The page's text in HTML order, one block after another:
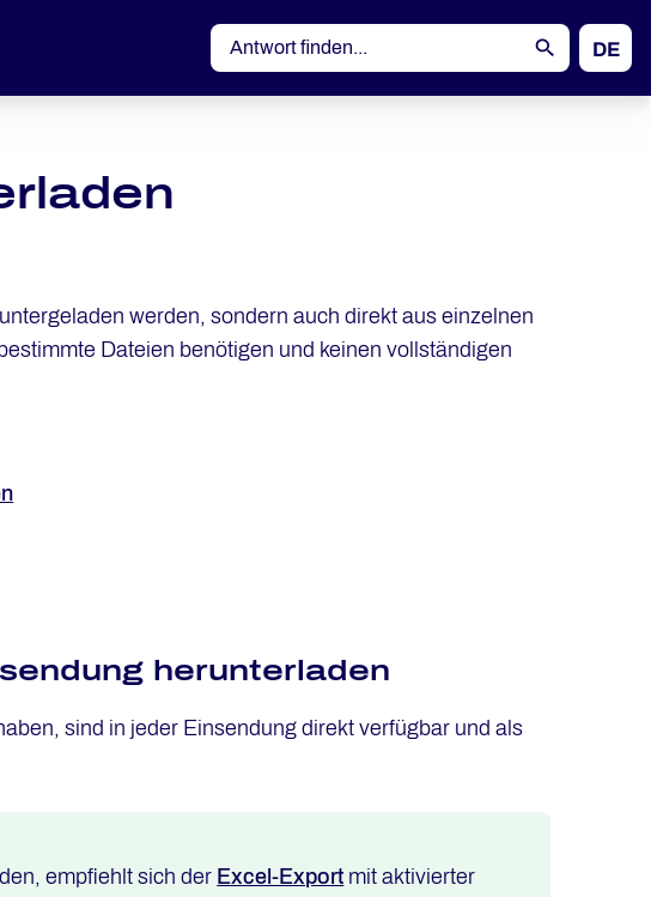
DE
EN
werden, sondern auch direkt aus einzelnen
Dateien benötigen und keinen vollständigen
herunterladen
sind in jeder Einsendung direkt verfügbar und als
empfiehlt sich der Excel-Export mit aktivierter